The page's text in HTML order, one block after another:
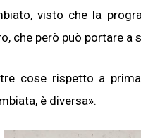
visto che la
che però può portare a
cose rispetto a
è diversa».